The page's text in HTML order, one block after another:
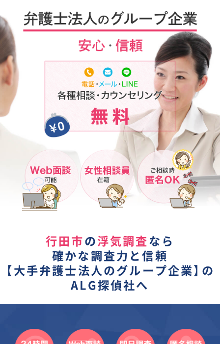
行田市 の 浮気調査 なら
確かな調査力と信頼
【 大手弁護士法人のグループ企業】の
ALG探偵社へ